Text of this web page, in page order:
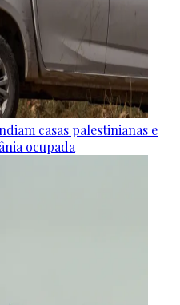
casas palestinianas e
ocupada